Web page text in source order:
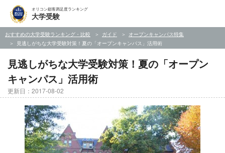
オリコン顧客満足度ランキング
大学受験
おすすめの大学受験ランキング・比較 ガイド
オープンキャンパス特集
見逃しがちな大学受験対策！夏の「オープンキャンパス」活用術
見逃しがちな大学受験対策！夏の「オープン
キャンパス」活用術
更新日：2017-08-02